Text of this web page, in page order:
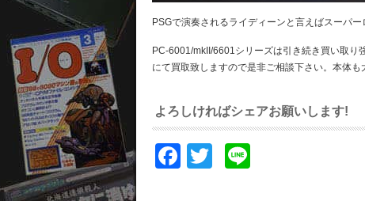
PSGで演奏されるライディーンと言えばスーパ
PC-6001/mkII/6601シリーズは引き続き買い取り
にて買取致しますので是非ご相談下さい。本体も
よろしければシェアお願いします!
Facebook
Twitter